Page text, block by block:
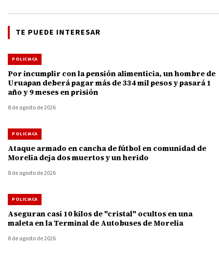
TE PUEDE INTERESAR
POLICIACA
Por incumplir con la pensión alimenticia, un hombre de
Uruapan deberá pagar más de 334 mil pesos y pasará 1
año y 9 meses en prisión
8 de agosto de 2026
POLICIACA
Ataque armado en cancha de fútbol en comunidad de
Morelia deja dos muertos y un herido
8 de agosto de 2026
POLICIACA
Aseguran casi 10 kilos de "cristal" ocultos en una
maleta en la Terminal de Autobuses de Morelia
8 de agosto de 2026